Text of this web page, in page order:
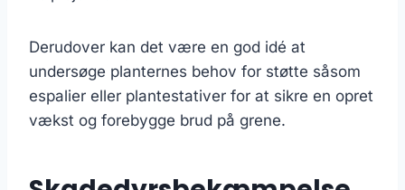
Derudover kan det være en god idé at
undersøge planternes behov for støtte såsom
espalier eller plantestativer for at sikre en opret
vækst og forebygge brud på grene.